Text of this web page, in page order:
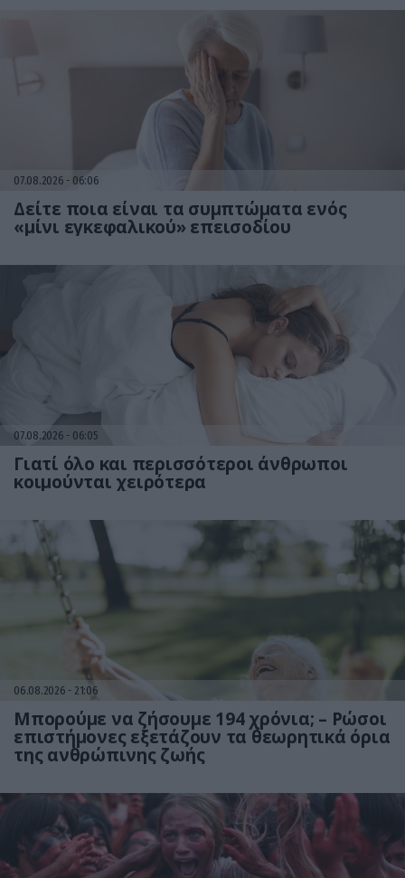
07.08.2026 06:06
Δείτε ποια είναι τα συμπτώματα ενός
«μίνι εγκεφαλικού» επεισοδίου
07.08.2026 06:05
Γιατί όλο και περισσότεροι άνθρωποι
κοιμούνται χειρότερα
06.08.2026 21:06
Μπορούμε να ζήσουμε 194 χρόνια; – Ρώσοι
επιστήμονες εξετάζουν τα θεωρητικά όρια
της ανθρώπινης ζωής